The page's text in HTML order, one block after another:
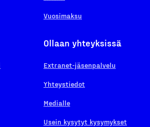
Vuosimaksu
Ollaan yhteyksissä
Extranet-jäsenpalvelu
Yhteystiedot
Medialle
Usein kysytyt kysymykset